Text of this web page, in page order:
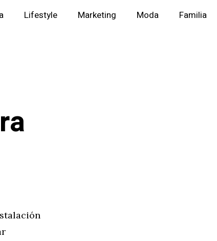
Lifestyle Marketing Moda Familia